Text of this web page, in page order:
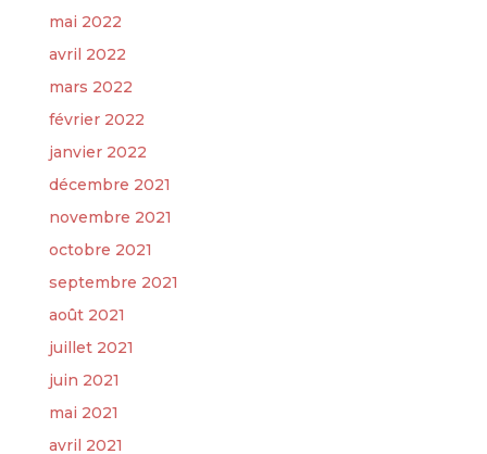
mai 2022
avril 2022
mars 2022
février 2022
janvier 2022
décembre 2021
novembre 2021
octobre 2021
septembre 2021
août 2021
juillet 2021
juin 2021
mai 2021
avril 2021